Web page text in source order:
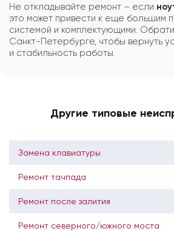
Не откладывайте ремонт – если
это может привести к еще большим
системой и комплектующими.
Санкт-Петербурге, чтобы вернуть
и стабильность работы.
Другие типовые
Замена клавиатуры
Ремонт тачпада
Ремонт после залития
Ремонт северного/южного моста